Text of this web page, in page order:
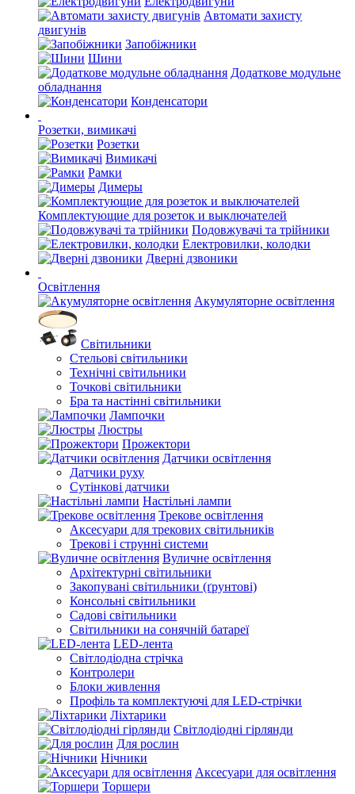
Автомати захисту
двигунів
Запобіжники
Шини
Додаткове модульне
обладнання
Конденсатори
Розетки, вимикачі
Розетки
Вимикачі
Рамки
Димеры
Комплектующие для розеток и выключателей
Подовжувачі та трійники
Електровилки, колодки
Дверні дзвоники
Освітлення
Акумуляторне освітлення
Світильники
Стельові світильники
Технічні світильники
Точкові світильники
Бра та настінні світильники
Лампочки
Люстры
Прожектори
Датчики освітлення
Датчики руху
Сутінкові датчики
Настільні лампи
Трекове освітлення
Аксесуари для трекових світильників
Трекові і струнні системи
Вуличне освітлення
Архітектурні світильники
Закопувані світильники (ґрунтові)
Консольні світильники
Садові світильники
Світильники на сонячній батареї
LED-лента
Світлодіодна стрічка
Контролери
Блоки живлення
Профіль та комплектуючі для LED-стрічки
Ліхтарики
Світлодіодні гірлянди
Для рослин
Нічники
Аксесуари для освітлення
Торшери